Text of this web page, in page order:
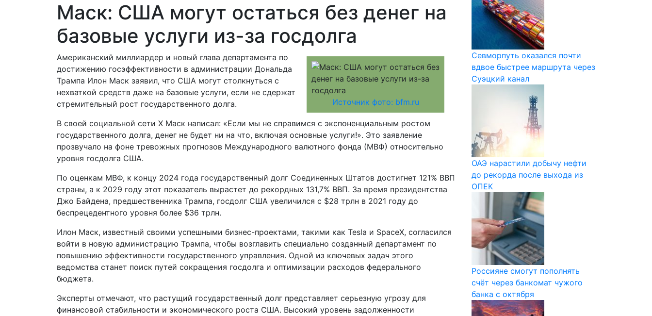
Маск: США могут остаться без денег на
базовые услуги из-за госдолга
Источник фото: bfm.ru
Американский миллиардер и новый глава департамента по
достижению госэффективности в администрации Дональда
Трампа Илон Маск заявил, что США могут столкнуться с
нехваткой средств даже на базовые услуги, если не сдержат
стремительный рост государственного долга.
В своей социальной сети Х Маск написал: «Если мы не справимся с экспоненциальным ростом
государственного долга, денег не будет ни на что, включая основные услуги!». Это заявление
прозвучало на фоне тревожных прогнозов Международного валютного фонда (МВФ) относительно
уровня госдолга США.
По оценкам МВФ, к концу 2024 года государственный долг Соединенных Штатов достигнет 121% ВВП
страны, а к 2029 году этот показатель вырастет до рекордных 131,7% ВВП. За время президентства
Джо Байдена, предшественника Трампа, госдолг США увеличился с $28 трлн в 2021 году до
беспрецедентного уровня более $36 трлн.
Илон Маск, известный своими успешными бизнес-проектами, такими как Tesla и SpaceX, согласился
войти в новую администрацию Трампа, чтобы возглавить специально созданный департамент по
повышению эффективности государственного управления. Одной из ключевых задач этого
ведомства станет поиск путей сокращения госдолга и оптимизации расходов федерального
бюджета.
Эксперты отмечают, что растущий государственный долг представляет серьезную угрозу для
финансовой стабильности и экономического роста США. Высокий уровень задолженности
Севморпуть оказался почти
вдвое быстрее маршрута через
Суэцкий канал
ОАЭ нарастили добычу нефти
до рекорда после выхода из
ОПЕК
Россияне смогут пополнять
счёт через банкомат чужого
банка с октября